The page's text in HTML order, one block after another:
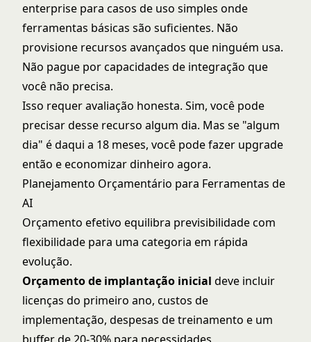
enterprise para casos de uso simples onde
ferramentas básicas são suficientes. Não
provisione recursos avançados que ninguém usa.
Não pague por capacidades de integração que
você não precisa.
Isso requer avaliação honesta. Sim, você pode
precisar desse recurso algum dia. Mas se "algum
dia" é daqui a 18 meses, você pode fazer upgrade
então e economizar dinheiro agora.
Planejamento Orçamentário para Ferramentas de
AI
Orçamento efetivo equilibra previsibilidade com
flexibilidade para uma categoria em rápida
evolução.
Orçamento de implantação inicial deve incluir
licenças do primeiro ano, custos de
implementação, despesas de treinamento e um